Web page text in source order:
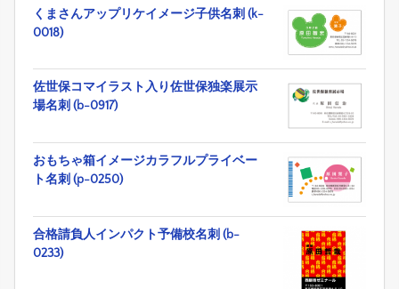
くまさんアップリケイメージ子供名刺 (k-
0018)
佐世保コマイラスト入り佐世保独楽展示
場名刺 (b-0917)
おもちゃ箱イメージカラフルプライベー
ト名刺 (p-0250)
合格請負人インパクト予備校名刺 (b-
0233)